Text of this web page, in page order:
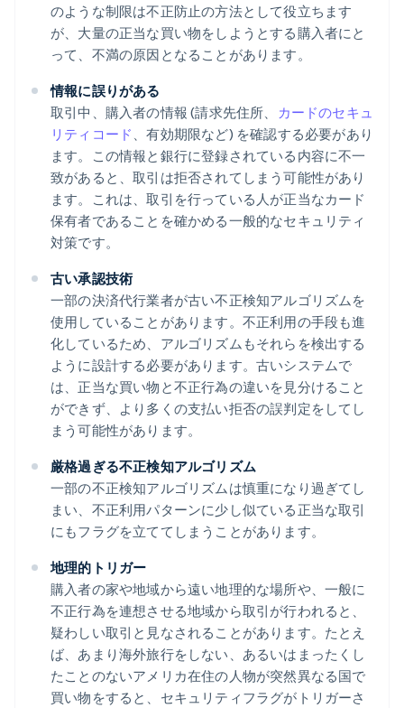
のような制限は不正防止の方法として役立ちます
が、大量の正当な買い物をしようとする購入者にと
って、不満の原因となることがあります。
情報に誤りがある
取引中、購入者の情報 (請求先住所、
カードのセキュ
リティコード 、有効期限など) を確認する必要があり
ます。この情報と銀行に登録されている内容に不一
致があると、取引は拒否されてしまう可能性があり
ます。これは、取引を行っている人が正当なカード
保有者であることを確かめる一般的なセキュリティ
対策です。
古い承認技術
一部の決済代行業者が古い不正検知アルゴリズムを
使用していることがあります。不正利用の手段も進
化しているため、アルゴリズムもそれらを検出する
ように設計する必要があります。古いシステムで
は、正当な買い物と不正行為の違いを見分けること
ができず、より多くの支払い拒否の誤判定をしてし
まう可能性があります。
厳格過ぎる不正検知アルゴリズム
一部の不正検知アルゴリズムは慎重になり過ぎてし
まい、不正利用パターンに少し似ている正当な取引
にもフラグを立ててしまうことがあります。
地理的トリガー
購入者の家や地域から遠い地理的な場所や、一般に
不正行為を連想させる地域から取引が行われると、
疑わしい取引と見なされることがあります。たとえ
ば、あまり海外旅行をしない、あるいはまったくし
たことのないアメリカ在住の人物が突然異なる国で
買い物をすると、セキュリティフラグがトリガーさ